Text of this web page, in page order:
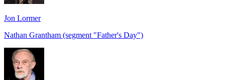
Jon Lormer
Nathan Grantham (segment "Father's Day")